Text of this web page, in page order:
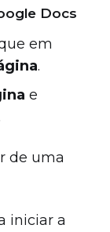
Docs
em
.
e
de uma
iniciar a